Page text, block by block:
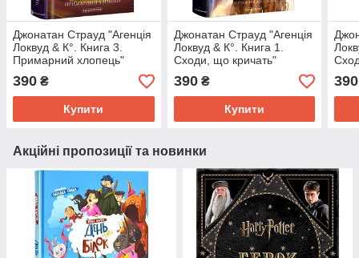
Джонатан Страуд "Агенція
Локвуд & К°. Книга 3.
Примарний хлопець"
390 ₴
Купити
Джонатан Страуд "Агенція
Локвуд & К°. Книга 1.
Сходи, що кричать"
390₴
Купити
390
Акційні пропозиції та новинки